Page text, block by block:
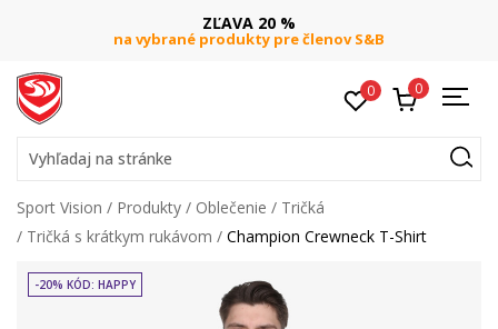
ZĽAVA 20 %
na vybrané produkty pre členov S&B
0 0
Vyhľadaj na stránke
Sport Vision Produkty Oblečenie
Tričká
Tričká s krátkym rukávom
Champion Crewneck T-Shirt
-20% KÓD: HAPPY